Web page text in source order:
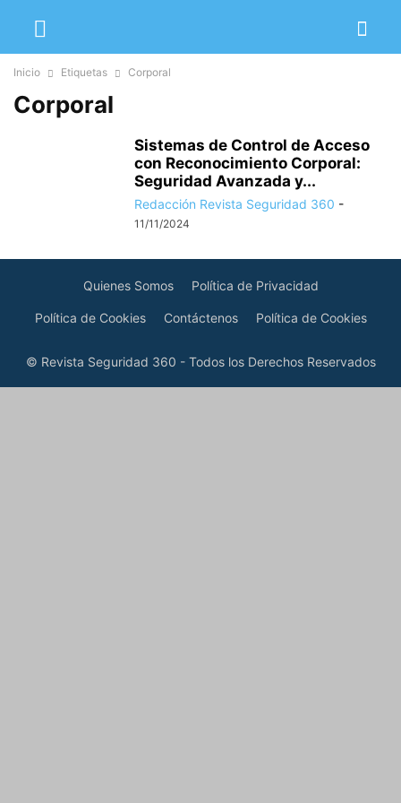
Inicio Etiquetas Corporal
Corporal
Sistemas de Control de Acceso
con Reconocimiento Corporal:
Seguridad Avanzada y...
Redacción Revista Seguridad 360 -
11/11/2024
Quienes Somos Política de Privacidad
Política de Cookies Contáctenos Política de Cookies
© Revista Seguridad 360 - Todos los Derechos Reservados